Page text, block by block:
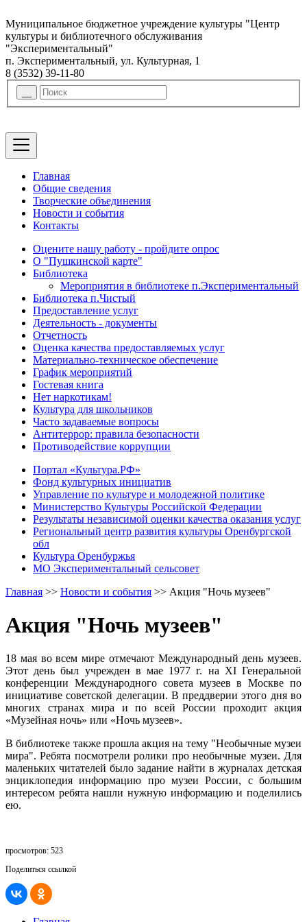
Муниципальное бюджетное учреждение культуры "Центр
культуры и библиотечного обслуживания
"Экспериментальный"
п. Экспериментальный, ул. Культурная, 1
8 (3532) 39-11-80
Главная
Общие сведения
Творческие объединения
Новости и события
Контакты
Оцените нашу работу - пройдите опрос
О "Пушкинской карте"
Библиотека
Мероприятия в библиотеке п.Экспериментальный
Библиотека п.Чистый
Предоставление услуг
Деятельность - документы
Отчетность
Оценка качества предоставляемых услуг
Материально-техническое обеспечение
График мероприятий
Гостевая книга
Нет наркотикам!
Культура для школьников
Часто задаваемые вопросы
Антитеррор: правила безопасности
Противодействие коррупции
Портал «Культура.РФ»
Фонд культурных инициатив
Управление по культуре и молодежной политике
Министерство Культуры Российской Федерации
Результаты независимой оценки качества оказания услуг
Региональный центр развития культуры Оренбургской
обл
Культура Оренбуржья
МО Экспериментальный сельсовет
Главная >> Новости и события >> Акция "Ночь музеев"
Акция "Ночь музеев"
18 мая во всем мире отмечают Международный день музеев.
Этот день был учрежден в мае 1977 г. на XI Генеральной
конференции Международного совета музеев в Москве по
инициативе советской делегации. В преддверии этого дня во
многих странах мира и по всей России проходит акция
«Музейная ночь» или «Ночь музеев».
В библиотеке также прошла акция на тему "Необычные музеи
мира". Ребята посмотрели ролики про необычные музеи. Для
маленьких читателей было задание найти в журналах детская
энциклопедия информацию про музеи России, с большим
интересом ребята нашли нужную информацию и поделились
ею.
просмотров: 523
Поделиться ссылкой